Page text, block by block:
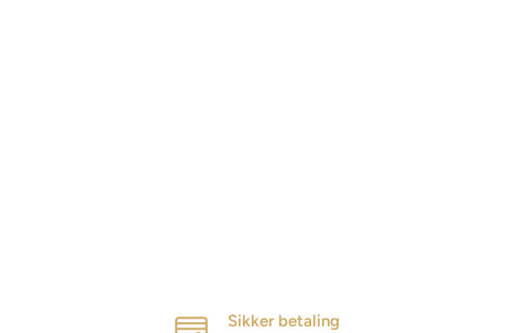
Sikker betaling